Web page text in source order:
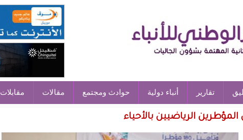
تقارير أنباء دولية حوادث ومجتمع مقالات مقابلات
الرياضيين بالأحياء